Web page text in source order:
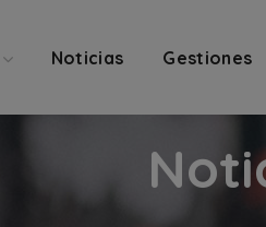
Noticias Gestiones